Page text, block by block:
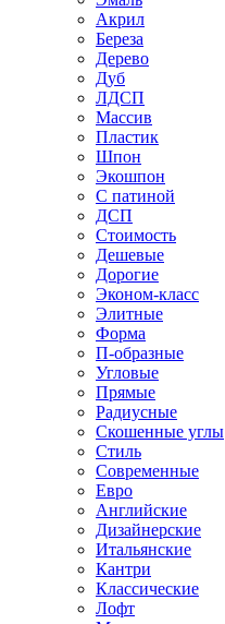
Акрил
Береза
Дерево
Дуб
ЛДСП
Массив
Пластик
Шпон
Экошпон
С патиной
ДСП
Стоимость
Дешевые
Дорогие
Эконом-класс
Элитные
Форма
П-образные
Угловые
Прямые
Радиусные
Скошенные углы
Стиль
Современные
Евро
Английские
Дизайнерские
Итальянские
Кантри
Классические
Лофт